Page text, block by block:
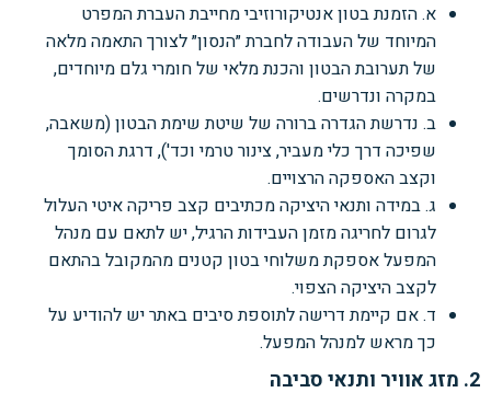
א. הזמנת בטון אנטיקורוזיבי מחייבת העברת המפרט
המיוחד של העבודה לחברת ״הנסון״ לצורך התאמה מלאה
של תערובת הבטון והכנת מלאי של חומרי גלם מיוחדים,
במקרה ונדרשים.
ב. נדרשת הגדרה ברורה של שיטת שימת הבטון (משאבה,
שפיכה דרך כלי מעביר, צינור טרמי וכד'), דרגת הסומך
וקצב האספקה הרצויים.
ג. במידה ותנאי היציקה מכתיבים קצב פריקה איטי העלול
לגרום לחריגה מזמן העבידות הרגיל, יש לתאם עם מנהל
המפעל אספקת משלוחי בטון קטנים מהמקובל בהתאם
לקצב היציקה הצפוי.
ד. אם קיימת דרישה לתוספת סיבים באתר יש להודיע על
כך מראש למנהל המפעל.
2. מזג אוויר ותנאי סביבה